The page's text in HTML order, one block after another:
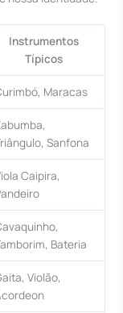
Instrumentos
Típicos
Maracas
Sanfona
Caipira,
Bateria
Violão,